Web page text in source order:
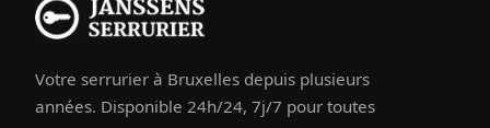
Votre serrurier à Bruxelles depuis plusieurs
années. Disponible 24h/24, 7j/7 pour toutes